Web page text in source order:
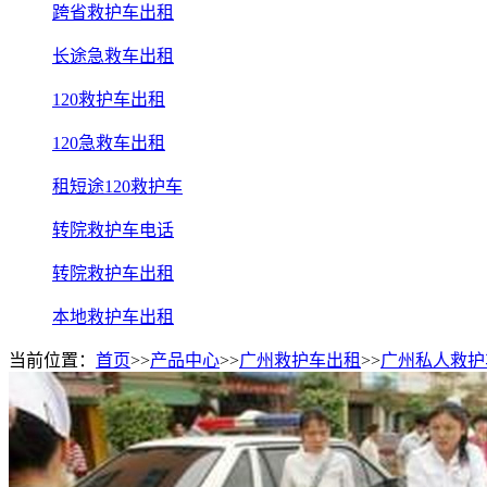
跨省救护车出租
长途急救车出租
120救护车出租
120急救车出租
租短途120救护车
转院救护车电话
转院救护车出租
本地救护车出租
当前位置： 首页>>产品中心>>广州救护车出租>>广州私人救